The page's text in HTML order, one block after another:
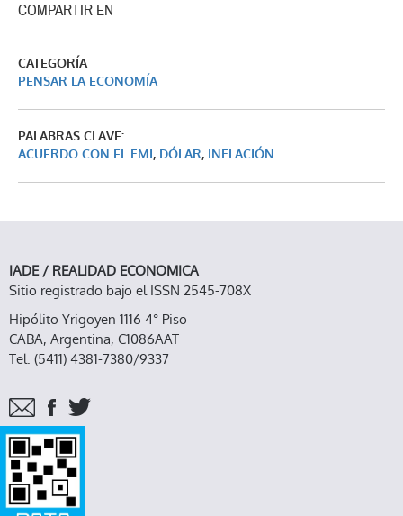
COMPARTIR EN
CATEGORÍA
PENSAR LA ECONOMÍA
PALABRAS CLAVE:
ACUERDO CON EL FMI, DÓLAR, INFLACIÓN
IADE / REALIDAD ECONOMICA
Sitio registrado bajo el ISSN 2545-708X
Hipólito Yrigoyen 1116 4° Piso
CABA, Argentina, C1086AAT
Tel. (5411) 4381-7380/9337